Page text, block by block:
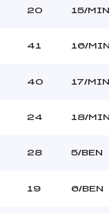
20 15/MIN
41 16/MIN
40 17/MIN
24 18/MIN
28 5/BEN
19 6/BEN